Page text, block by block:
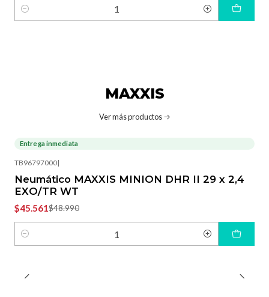
Cantidad
MAXXIS
Ver más productos
-7%OFF
Entrega inmediata
TB96797000|
Neumático MAXXIS MINION DHR II 29 x 2,4
EXO/TR WT
$45.561$48.990
Cantidad